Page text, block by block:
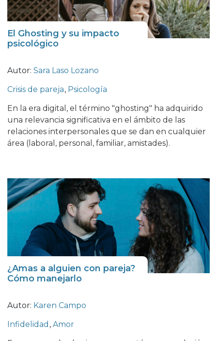
El Ghosting y su impacto
psicológico
Autor: Sara Laso Lozano
Crisis de pareja, Psicología
En la era digital, el término "ghosting" ha adquirido
una relevancia significativa en el ámbito de las
relaciones interpersonales que se dan en cualquier
área (laboral, personal, familiar, amistades).
¿Amas a alguien con pareja?
Cómo manejarlo
Autor: Karen Campo
Infidelidad, Amor